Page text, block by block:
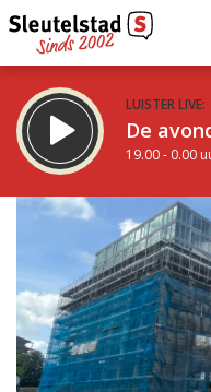
LUISTER LIVE:
De
19.00 - 0.00
STRAKS:
De nacht van
0.00 - 6.00 uur
Vorig uur
Inklappen